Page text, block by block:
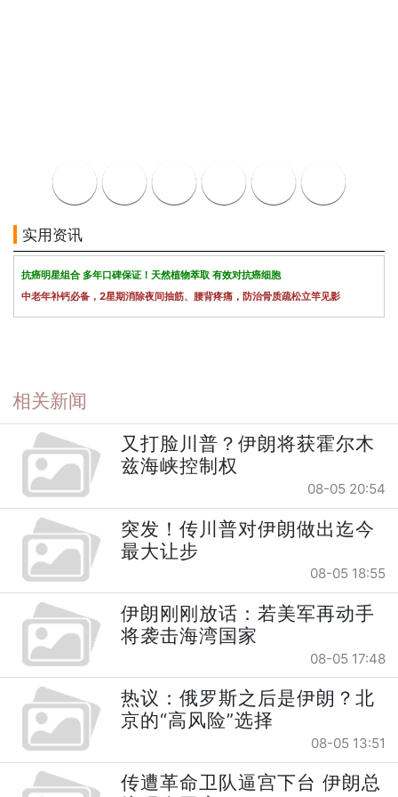
实用资讯
抗癌明星组合 多年口碑保证！天然植物萃取 有效对抗癌细胞
中老年补钙必备，2星期消除夜间抽筋、腰背疼痛，防治骨质疏松立竿见影
相关新闻
又打脸川普？伊朗将获霍尔木
兹海峡控制权
08-05 20:54
突发！传川普对伊朗做出迄今
最大让步
08-05 18:55
伊朗刚刚放话：若美军再动手
将袭击海湾国家
08-05 17:48
热议：俄罗斯之后是伊朗？北
京的“高风险”选择
08-05 13:51
传遭革命卫队逼宫下台 伊朗总